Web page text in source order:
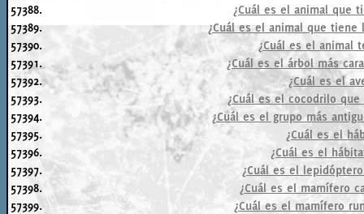
57388.
¿Cuál es el animal que
57389.
¿Cuál es el animal que tiene
57390.
¿Cuál es el animal
57391.
¿Cuál es el árbol más
57392.
¿Cuál es el
57393.
¿Cuál es el cocodrilo
57394.
¿Cuál es el grupo más
57395.
¿Cuál es el
57396.
¿Cuál es el
57397.
¿Cuál es el
57398.
¿Cuál es el mamífero
57399.
¿Cuál es el mamífero